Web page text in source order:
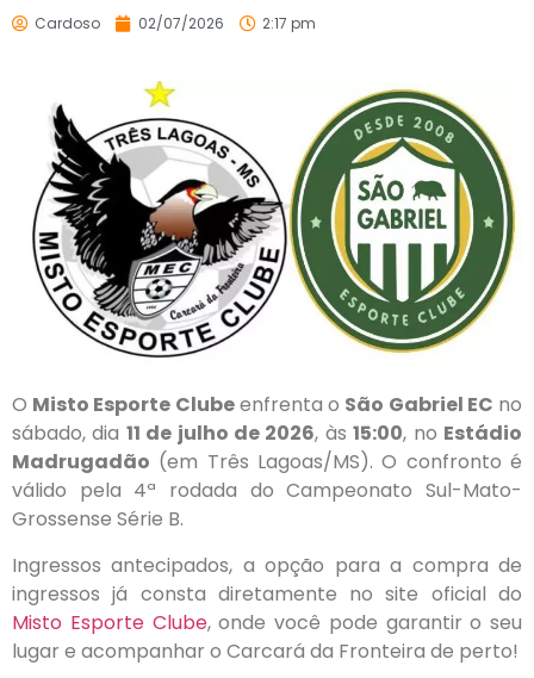
Cardoso 02/07/2026 2:17 pm
O Misto Esporte Clubeenfrenta o São Gabriel EC no
sábado, dia 11 de julho de 2026, às15:00, no Estádio
Madrugadão (em Três Lagoas/MS). O confronto é
válido pela 4ª rodada do Campeonato Sul-Mato-
Grossense Série B.
Ingressos antecipados, a opção para a compra de
ingressos já consta diretamente no site oficial do
Misto Esporte Clube, onde você pode garantir o seu
lugar e acompanhar o Carcará da Fronteira de perto!